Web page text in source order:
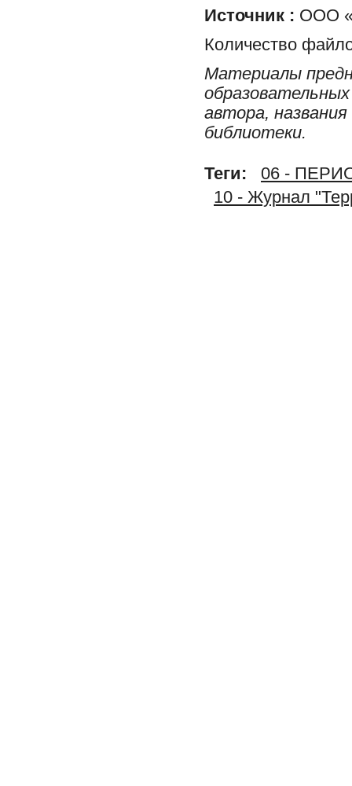
Источник : ООО
Количество
Материалы
автора,
библиотеки.
Теги:
06 -
10 - Журнал